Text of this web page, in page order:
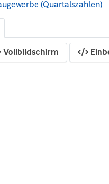
(Quartalszahlen)
Vollbildschirm